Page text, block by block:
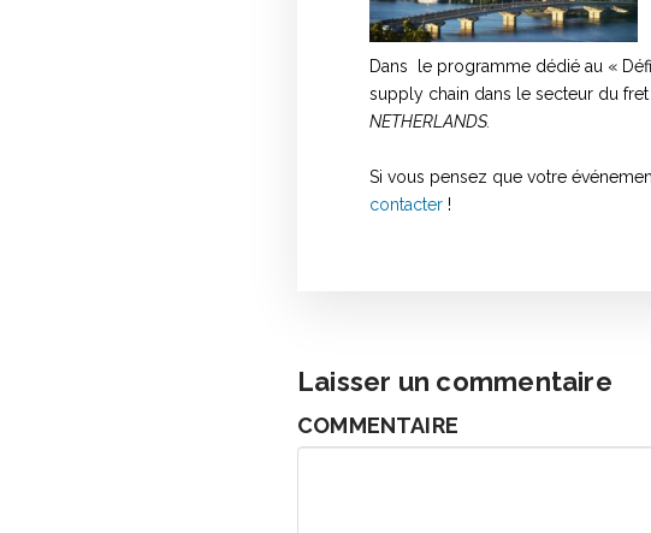
Dans le programme dédié au «
supply chain dans le secteur du
NETHERLANDS.
Si vous pensez que votre
contacter !
Laisser un commentaire
COMMENTAIRE